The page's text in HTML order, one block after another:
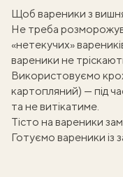
Щоб вареники з
Не треба
«нетекучих»
вареники не
Використовуємо
картопляний) — під
та не витікатиме.
Тісто на вареники
Готуємо вареники